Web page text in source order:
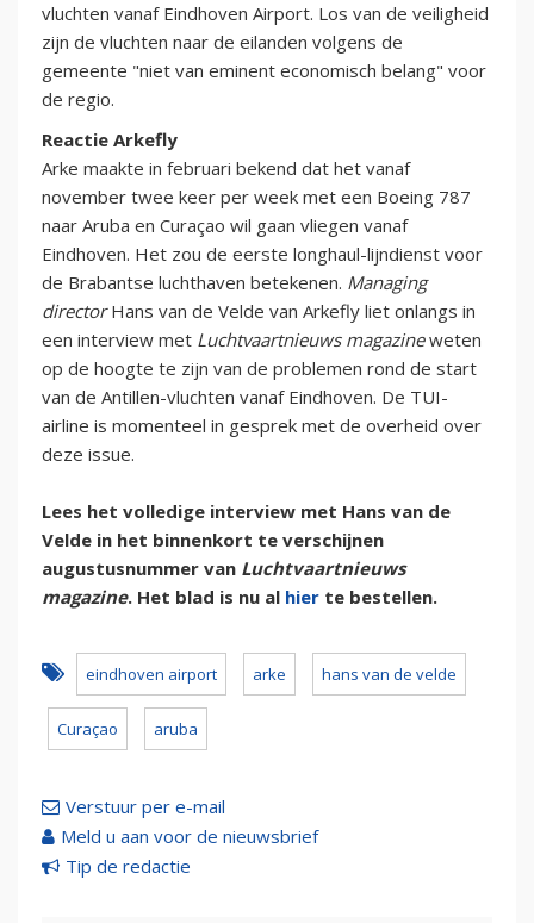
vluchten vanaf Eindhoven Airport. Los van de veiligheid
zijn de vluchten naar de eilanden volgens de
gemeente "niet van eminent economisch belang" voor
de regio.
Reactie Arkefly
Arke maakte in februari bekend dat het vanaf
november twee keer per week met een Boeing 787
naar Aruba en Curaçao wil gaan vliegen vanaf
Eindhoven. Het zou de eerste longhaul-lijndienst voor
de Brabantse luchthaven betekenen. Managing
directorHans van de Velde van Arkefly liet onlangs in
een interview met Luchtvaartnieuws magazineweten
op de hoogte te zijn van de problemen rond de start
van de Antillen-vluchten vanaf Eindhoven. De TUI-
airline is momenteel in gesprek met de overheid over
deze issue.
Lees het volledige interview met Hans van de
Velde in het binnenkort te verschijnen
augustusnummer van Luchtvaartnieuws
magazine. Het blad is nu al hier te bestellen.
eindhoven airport arke hans van de velde
Curaçao aruba
Verstuur per e-mail
Meld u aan voor de nieuwsbrief
Tip de redactie